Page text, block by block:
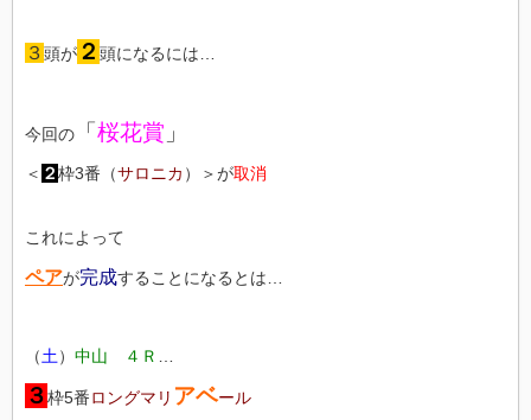
３ 頭が ２ 頭になるには…
今回の 「桜花賞 」
＜ ２枠3番（サロニカ ）＞が取消
これによって
ペアが完成することになるとは…
（土） 中山 ４Ｒ
３枠5番ロングマリ アベール